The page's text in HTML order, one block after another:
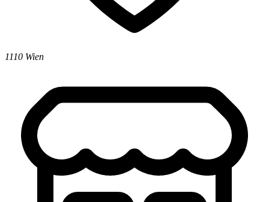
1110 Wien